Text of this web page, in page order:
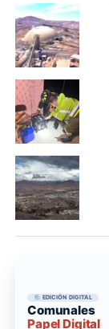
EDICIÓN DIGITAL
Comunales
Papel Digital